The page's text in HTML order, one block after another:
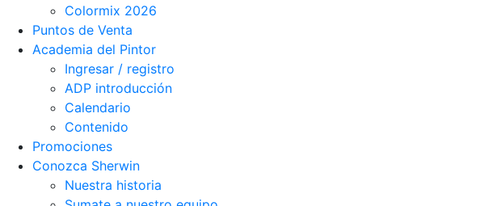
Colormix 2026
Puntos de Venta
Academia del Pintor
Ingresar / registro
ADP introducción
Calendario
Contenido
Promociones
Conozca Sherwin
Nuestra historia